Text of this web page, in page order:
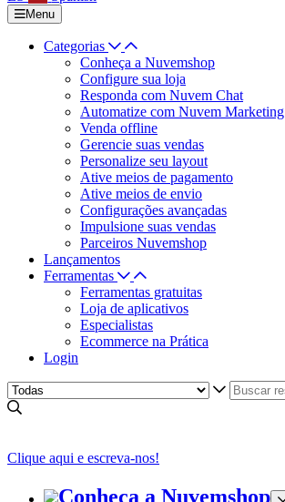
Menu
Categorias
Conheça a Nuvemshop
Configure sua loja
Responda com Nuvem Chat
Automatize com Nuvem Marketing
Venda offline
Gerencie suas vendas
Personalize seu layout
Ative meios de pagamento
Ative meios de envio
Configurações avançadas
Impulsione suas vendas
Parceiros Nuvemshop
Lançamentos
Ferramentas
Ferramentas gratuitas
Loja de aplicativos
Especialistas
Ecommerce na Prática
Login
Clique aqui e escreva-nos!
Conheça a Nuvemshop